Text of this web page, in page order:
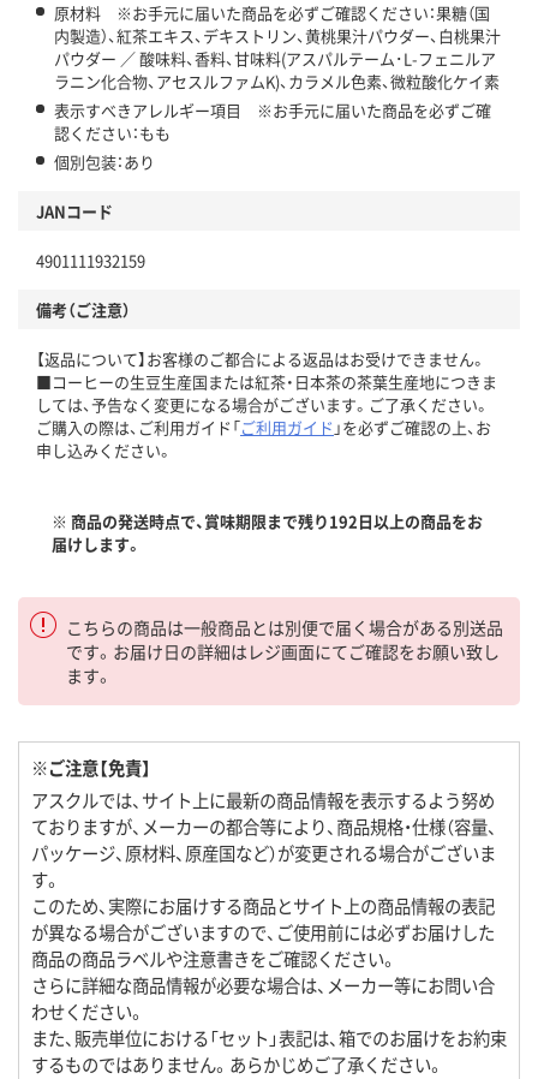
原材料 ※お手元に届いた商品を必ずご確認ください：果糖（国
内製造）、紅茶エキス、デキストリン、黄桃果汁パウダー、白桃果汁
パウダー ／ 酸味料、香料、甘味料(アスパルテーム･L-フェニルア
ラニン化合物、アセスルファムK)、カラメル色素、微粒酸化ケイ素
表示すべきアレルギー項目 ※お手元に届いた商品を必ずご確
認ください：もも
個別包装：あり
JANコード
4901111932159
備考（ご注意）
【返品について】お客様のご都合による返品はお受けできません。
■コーヒーの生豆生産国または紅茶・日本茶の茶葉生産地につきま
しては、予告なく変更になる場合がございます。ご了承ください。
ご購入の際は、ご利用ガイド「ご利用ガイド 」を必ずご確認の上、お
申し込みください。
※ 商品の発送時点で、賞味期限まで残り192日以上の商品をお
届けします。
こちらの商品は一般商品とは別便で届く場合がある別送品
です。お届け日の詳細はレジ画面にてご確認をお願い致し
ます。
※ご注意【免責】
アスクルでは、サイト上に最新の商品情報を表示するよう努め
ておりますが、メーカーの都合等により、商品規格・仕様（容量、
パッケージ、原材料、原産国など）が変更される場合がございま
す。
このため、実際にお届けする商品とサイト上の商品情報の表記
が異なる場合がございますので、ご使用前には必ずお届けした
商品の商品ラベルや注意書きをご確認ください。
さらに詳細な商品情報が必要な場合は、メーカー等にお問い合
わせください。
また、販売単位における「セット」表記は、箱でのお届けをお約束
するものではありません。あらかじめご了承ください。